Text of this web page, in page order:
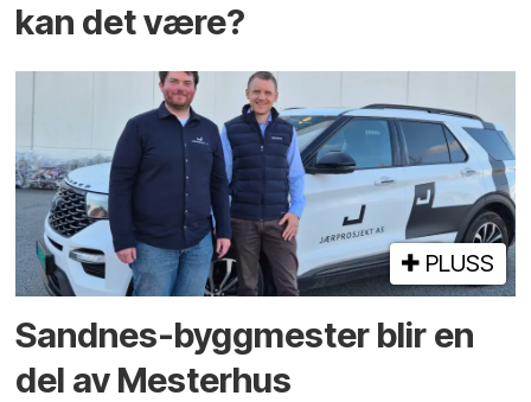
kan det være?
PLUSS
Sandnes-byggmester blir en
del av Mesterhus